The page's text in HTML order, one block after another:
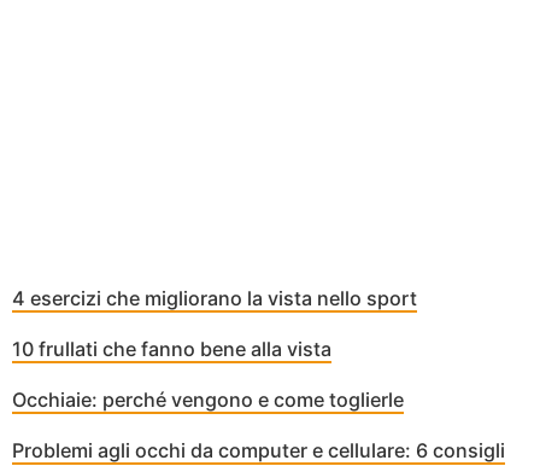
4 esercizi che migliorano la vista nello sport
10 frullati che fanno bene alla vista
Occhiaie: perché vengono e come toglierle
Problemi agli occhi da computer e cellulare: 6 consigli